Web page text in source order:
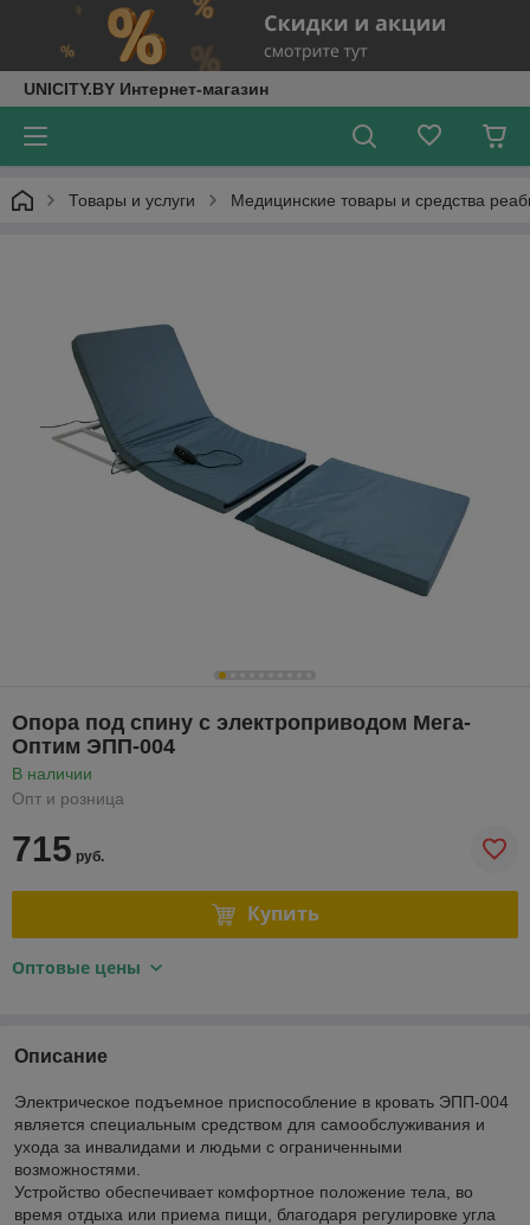
UNICITY.BY Интернет-магазин
Товары и услуги Медицинские товары и средства
Опора под спину с электроприводом Мега-
Оптим ЭПП-004
В наличии
Опт и розница
715 руб.
Купить
Оптовые цены
Описание
Электрическое подъемное приспособление в кровать ЭПП-004
является специальным средством для самообслуживания и
ухода за инвалидами и людьми с ограниченными
возможностями.
Устройство обеспечивает комфортное положение тела, во
время отдыха или приема пищи, благодаря регулировке угла